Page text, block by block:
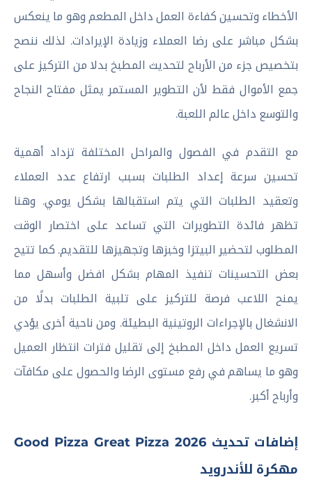
الأخطاء وتحسين كفاءة العمل داخل المطعم وهو ما ينعكس
بشكل مباشر على رضا العملاء وزيادة الإيرادات. لذلك ننصح
بتخصيص جزء من الأرباح لتحديث المطبخ بدلا من التركيز على
جمع الأموال فقط لأن التطوير المستمر يمثل مفتاح النجاح
والتوسع داخل عالم اللعبة.
مع التقدم في الفصول والمراحل المختلفة تزداد أهمية
تحسين سرعة إعداد الطلبات بسبب ارتفاع عدد العملاء
وتعقيد الطلبات التي يتم استقبالها بشكل يومي. وهنا
تظهر فائدة التطويرات التي تساعد على اختصار الوقت
المطلوب لتحضير البيتزا وخبزها وتجهيزها للتقديم. كما تتيح
بعض التحسينات تنفيذ المهام بشكل افضل وأسهل مما
يمنح اللاعب فرصة للتركيز على تلبية الطلبات بدلًا من
الانشغال بالإجراءات الروتينية البطيئة. ومن ناحية أخرى يؤدي
تسريع العمل داخل المطبخ إلى تقليل فترات انتظار العميل
وهو ما يساهم في رفع مستوى الرضا والحصول على مكافآت
وأرباح أكبر.
إضافات تحديث Good Pizza Great Pizza 2026
مهكرة للأندرويد